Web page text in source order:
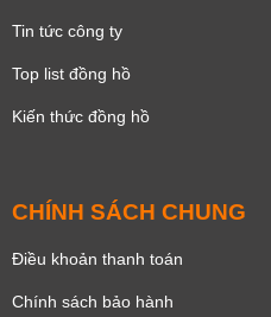
Tin tức công ty
Top list đồng hồ
Kiến thức đồng hồ
CHÍNH SÁCH CHUNG
Điều khoản thanh toán
Chính sách bảo hành